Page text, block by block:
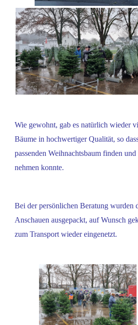
Wie gewohnt, gab es natürlich wieder
Bäume in hochwertiger Qualität, so
passenden Weihnachtsbaum finden
nehmen konnte.
Bei der persönlichen Beratung wurden
Anschauen ausgepackt, auf Wunsch
zum Transport wieder eingenetzt.